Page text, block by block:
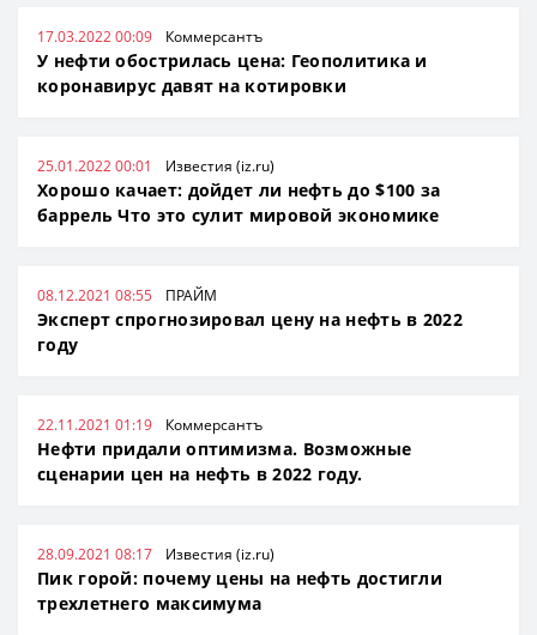
17.03.2022 00:09 Коммерсантъ
У нефти обострилась цена: Геополитика и
коронавирус давят на котировки
25.01.2022 00:01 Известия (iz.ru)
Хорошо качает: дойдет ли нефть до $100 за
баррель Что это сулит мировой экономике
08.12.2021 08:55 ПРАЙМ
Эксперт спрогнозировал цену на нефть в 2022
году
22.11.2021 01:19 Коммерсантъ
Нефти придали оптимизма. Возможные
сценарии цен на нефть в 2022 году.
28.09.2021 08:17 Известия (iz.ru)
Пик горой: почему цены на нефть достигли
трехлетнего максимума